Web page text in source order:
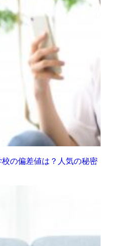
の偏差値は？人気の秘密